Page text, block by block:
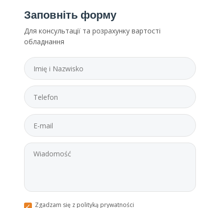
Заповніть форму
Для консультації та розрахунку вартості
обладнання
Zgadzam się z polityką prywatności